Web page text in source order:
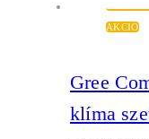
AKCIÓ
Gree
klíma